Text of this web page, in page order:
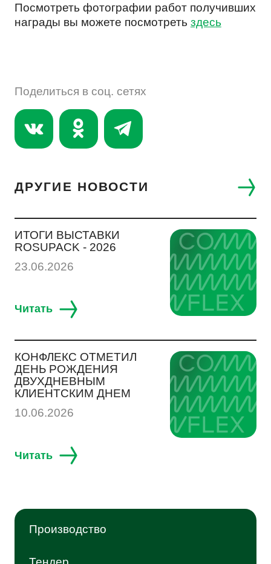
СОУСЫ, ЖИДКИЕ СПЕЦИИ
R & D
Посмотреть фотографии работ получивших
награды вы можете посмотреть здесь
Поделиться в соц. сетях
ДРУГИЕ НОВОСТИ
ИТОГИ ВЫСТАВКИ
ROSUPACK - 2026
23.06.2026
Читать
КОНФЛЕКС ОТМЕТИЛ
ДЕНЬ РОЖДЕНИЯ
ДВУХДНЕВНЫМ
КЛИЕНТСКИМ ДНЕМ
10.06.2026
Читать
Производство